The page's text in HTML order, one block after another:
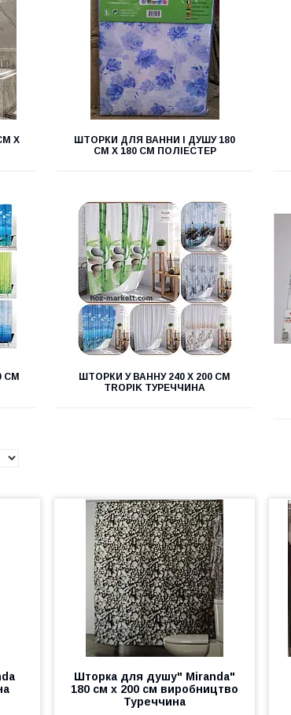
Х
ШТОРКИ ДЛЯ ВАННИ І ДУШУ 180
СМ Х 180 СМ ПОЛІЕСТЕР
СМ
ШТОРКИ У ВАННУ 240 Х 200 СМ
TROPIK ТУРЕЧЧИНА
Шторка для душу" Miranda"
180 см х 200 см виробництво
Туреччина